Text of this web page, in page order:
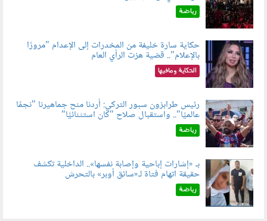
رياضة
060801.jpeg
حكاية سارة خليفة من المخدرات إلى الإعدام "مرورًا
بالإعلام".. قضية هزت الرأي العام
الحكاية ومافيها
060803.jpg
رئيس طرابزون سبور التركي: أردنا منح جماهيرنا "نجمًا
عالميًا".. واستقبال صلاح "كان استثنائيًا"
رياضة
060804.jpg
بـ «إشارات إباحية وإصابة نفسها».. الداخلية تكشف
حقيقة اتهام فتاة لـ«سائق أوبر» بالتحرش
رياضة